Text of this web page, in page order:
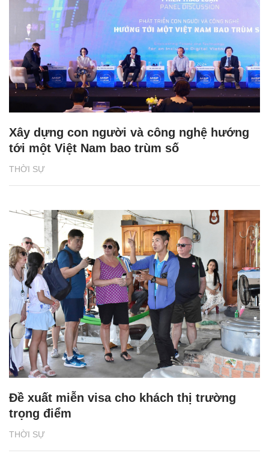
THỜI SỰ
Xây dựng con người và công nghệ hướng
tới một Việt Nam bao trùm số
THỜI SỰ
Đề xuất miễn visa cho khách thị trường
trọng điểm